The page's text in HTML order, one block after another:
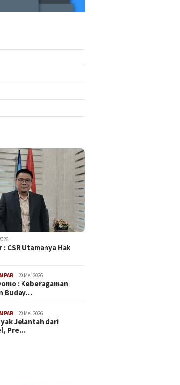
: CSR Utamanya Hak
20 Mei 2026
: Keberagaman
Buday…
20 Mei 2026
Jelantah dari
Pre…